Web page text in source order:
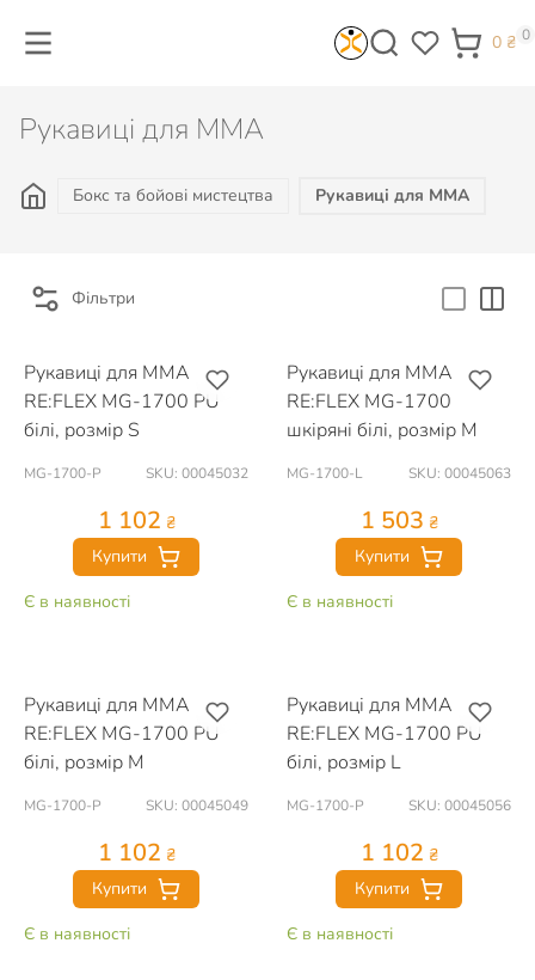
0 ₴ 0
Рукавиці для MMA
Бокс та бойові мистецтва Рукавиці для MMA
Фільтри
Рукавиці для MMA
RE:FLEX MG-1700 PU
білі, розмір S
MG-1700-P SKU: 00045032
1 102 ₴
Купити
Є в наявності
Рукавиці для MMA
RE:FLEX MG-1700
шкіряні білі, розмір M
MG-1700-L SKU: 00045063
1 503 ₴
Купити
Є в наявності
Рукавиці для MMA
RE:FLEX MG-1700 PU
білі, розмір M
MG-1700-P SKU: 00045049
1 102 ₴
Купити
Є в наявності
Рукавиці для MMA
RE:FLEX MG-1700 PU
білі, розмір L
MG-1700-P SKU: 00045056
1 102 ₴
Купити
Є в наявності